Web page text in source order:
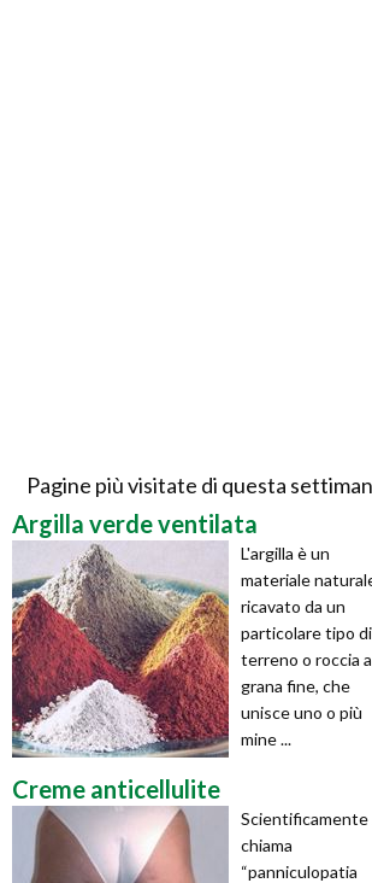
Pagine più visitate di questa
Argilla verde ventilata
L'argilla è un
materiale
ricavato da un
particolare tipo di
terreno o roccia a
grana fine, che
unisce uno o più
mine ...
Creme anticellulite
Scientificamente
chiama
“panniculopatia